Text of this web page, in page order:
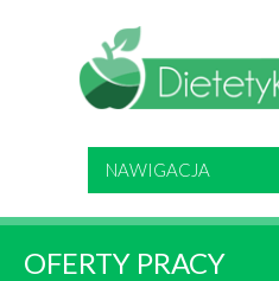
NAWIGACJA
OFERTY PRACY